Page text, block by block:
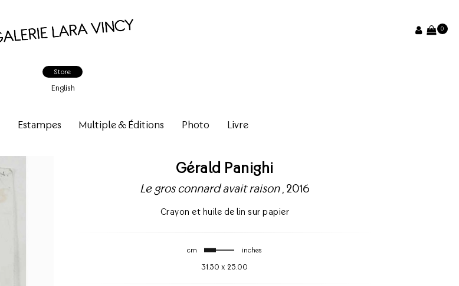
0
Store
English
Estampes Multiple & Éditions Photo Livre
Gérald Panighi
Le gros connard avait raison, 2016
Crayon et huile de lin sur papier
cm inches
31.50 x 25.00